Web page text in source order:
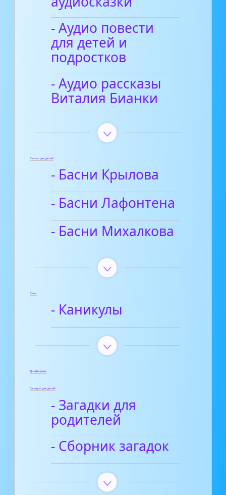
- Аудио повести
для детей и
подростков
- Аудио рассказы
Виталия Бианки
Басни для детей
- Басни Крылова
- Басни Лафонтена
- Басни Михалкова
Блог
- Каникулы
Диафильмы
Загадки для детей
- Загадки для
родителей
- Сборник загадок